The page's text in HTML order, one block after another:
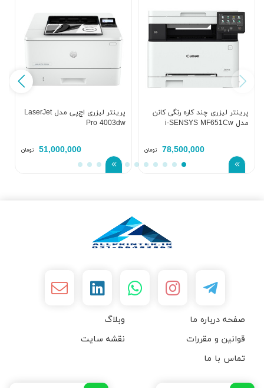
پرینتر لیزری چند کاره رنگی کانن
مدل i-SENSYS MF651Cw
78,500,000 تومان
پرینتر لیزری اچ‌پی مدل LaserJet
Pro 4003dw
51,000,000 تومان
صفحه درباره ما
وبلاگ
قوانین و مقررات
نقشه سایت
تماس با ما